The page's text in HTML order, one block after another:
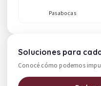
Pasabocas
Soluciones para
Conocé cómo podemos